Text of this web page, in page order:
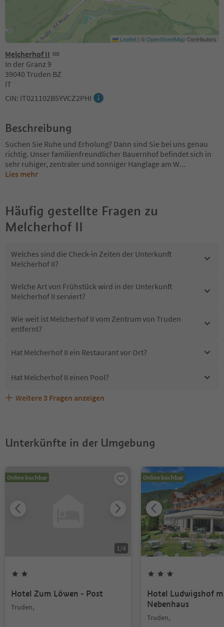
Melcherhof II
In der Granz 9
39040 Truden BZ
IT
CIN: IT021102B5YVCZ2PHI
Leaflet | ©OpenStreetMapContributors
Beschreibung
Suchen Sie Ruhe und Erholung? Dann sind Sie bei uns genau
richtig. Unser familienfreundlicher Bauernhof befindet sich in
sehr ruhiger, zentraler und sonniger Hanglage am W...
Lies mehr
Häufig gestellte Fragen zu
Melcherhof II
Welches sind die Check-in Zeiten der Unterkunft
Melcherhof II?
Welche Art von Frühstück wird in der Unterkunft
Melcherhof II serviert?
Wie weit ist Melcherhof II vom Zentrum von Truden
entfernt?
Hat Melcherhof II ein Restaurant vor Ort?
Hat Melcherhof II einen Pool?
Sind Haustiere in der Unterkunft Melcherhof II erlaubt?
Welche Services bietet Melcherhof II?
Erhalten die Gäste von Melcherhof II einen Südtirol
Weitere 3 Fragen anzeigen
Unterkünfte in der Umgebung
Online buchbar
1 /4
Hotel Zum Löwen - Post
Truden,
Online buchbar
Hotel Ludwigshof
Nebenhaus
Truden,